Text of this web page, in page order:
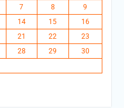
7 8
9
14 15
16
21 22
23
28 29
30